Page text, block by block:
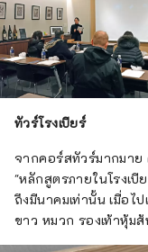
ทัวร์โรงเบียร์
จากคอร์สทัวร์มากมาย
"หลักสูตรภายในโรงเบี
ถึงมีนาคมเท่านั้น เมื่อไ
ขาว หมวก รองเท้าหุ้มส้